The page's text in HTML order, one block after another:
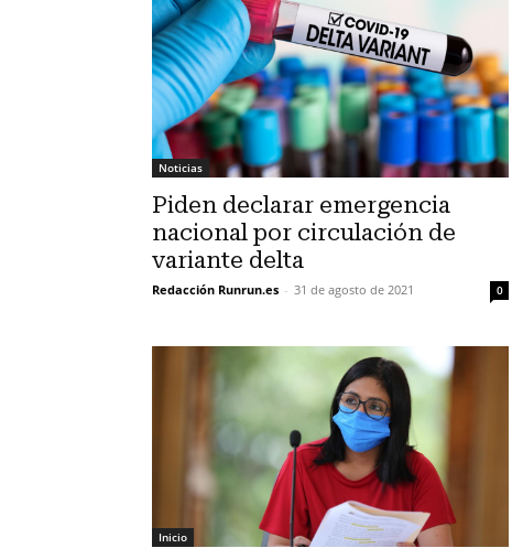
Noticias
Piden declarar emergencia
nacional por circulación de
variante delta
Redacción Runrun.es - 31 de agosto de 2021 0
Inicio